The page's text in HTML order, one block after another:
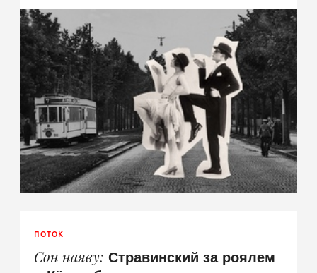
ПОТОК
Сон наяву Стравинский за роялем